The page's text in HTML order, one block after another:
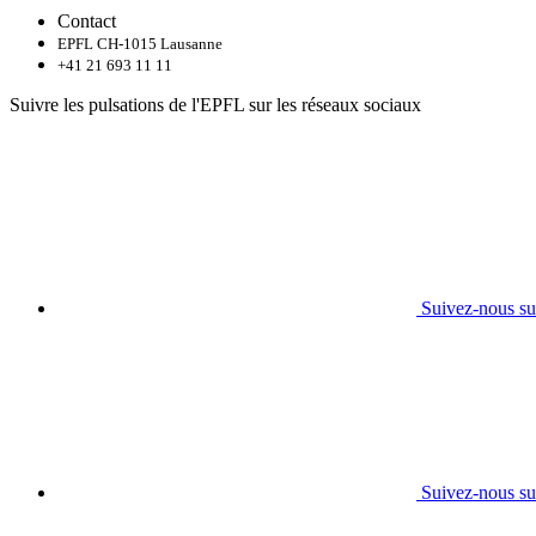
Contact
EPFL CH-1015 Lausanne
+41 21 693 11 11
Suivre les pulsations de l'EPFL sur les réseaux sociaux
Suivez-nous
Suivez-nous